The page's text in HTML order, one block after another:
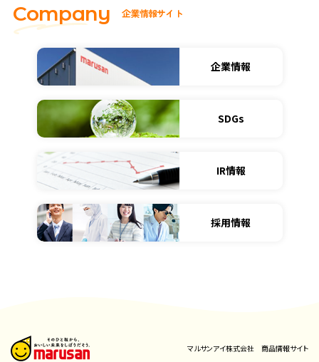
Company 企業情報サイ ト
企業情報
SDGs
IR情報
採用情報
マルサンアイ株式会社 商品情報サイト